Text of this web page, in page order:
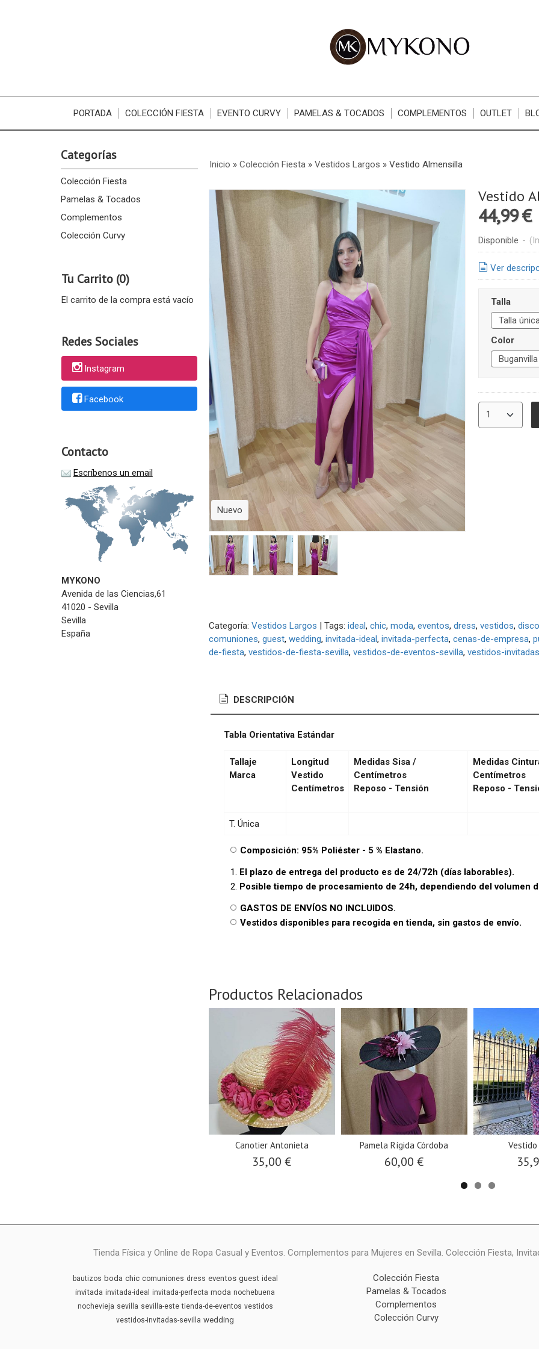
PORTADA COLECCIÓN FIESTA EVENTO CURVY PAMELAS & TOCADOS COMPLEMENTOS OUTLET
Categorías
Colección Fiesta
Pamelas & Tocados
Complementos
Colección Curvy
Tu Carrito (0)
El carrito de la compra está vacío
Redes Sociales
Instagram
Facebook
Contacto
Escríbenos un email
MYKONO
Avenida de las Ciencias,61
41020 - Sevilla
Sevilla
España
Inicio » Colección Fiesta» Vestidos Largos » Vestido Almensilla
Nuevo
Vestido
44,99 €
Disponible -
Ver
Talla
Color
Categoría: Vestidos Largos | Tags: ideal chic moda eventos dress vestidos disco
comuniones guest wedding invitada-ideal invitada-perfecta cenas-de-empresa
de-fiesta vestidos-de-fiesta-sevilla vestidos-de-eventos-sevilla vestidos-
DESCRIPCIÓN
Tabla Orientativa Estándar
Tallaje
Marca
Longitud
Vestido
Centímetros
Medidas Sisa /
Centímetros
Reposo - Tensión
Medidas
Centímetros
Reposo -
T. Única
Composición: 95% Poliéster - 5 % Elastano.
El plazo de entrega del producto es de 24/72h (días laborables).
Posible tiempo de procesamiento de 24h, dependiendo del volumen
GASTOS DE ENVÍOS NO INCLUIDOS.
Vestidos disponibles para recogida en tienda, sin gastos de envío.
Productos Relacionados
Canotier Antonieta
35,00 €
Pamela Rígida Córdoba
60,00 €
Tienda Física y Online de Ropa Casual y Eventos. Complementos para Mujeres en Sevilla. Colección Fiesta,
bautizos boda chic comuniones dress eventos guest ideal
invitada invitada-ideal invitada-perfecta moda nochebuena
nochevieja sevilla sevilla-este tienda-de-eventos vestidos
vestidos-invitadas-sevilla wedding
Colección Fiesta
Pamelas & Tocados
Complementos
Colección Curvy